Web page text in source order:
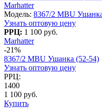
Marhatter
Модель: 8367/2 MBU
Узнать оптовую цену
РРЦ: 1 100 руб.
Marhatter
-21%
8367/2 MBU Ушанка (52-54)
Узнать оптовую цену
РРЦ:
1400
1 100 руб.
Купить